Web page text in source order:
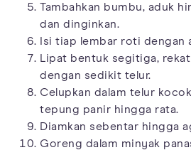
Tambahkan bumbu, aduk
dan dinginkan.
Isi tiap lembar roti dengan
Lipat bentuk segitiga,
dengan sedikit telur.
Celupkan dalam telur
tepung panir hingga rata.
Diamkan sebentar hingga
Goreng dalam minyak